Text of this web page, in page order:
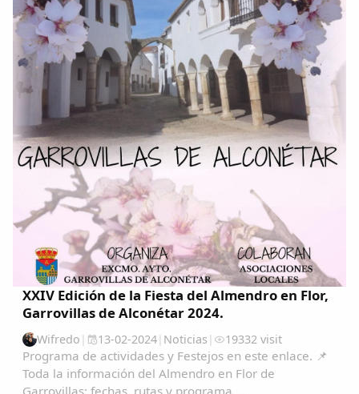
XXIV Edición de la Fiesta del Almendro en Flor,
Garrovillas de Alconétar 2024.
Wifredo | 13-02-2024| Noticias | 19332 visit
Programa de actividades y Festejos en este enlace. 📌
Toda la información del Almendro en Flor de